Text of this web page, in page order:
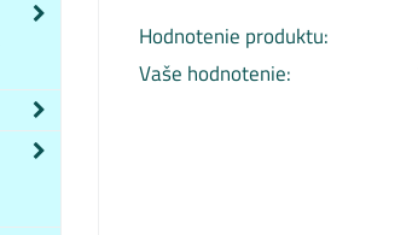
Hodnotenie produktu:
Vaše hodnotenie: